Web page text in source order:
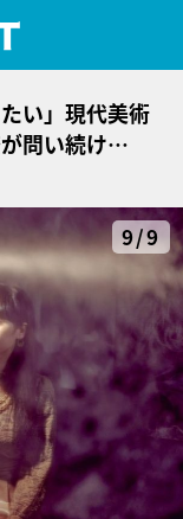
い」現代美術
問い続け
9/9